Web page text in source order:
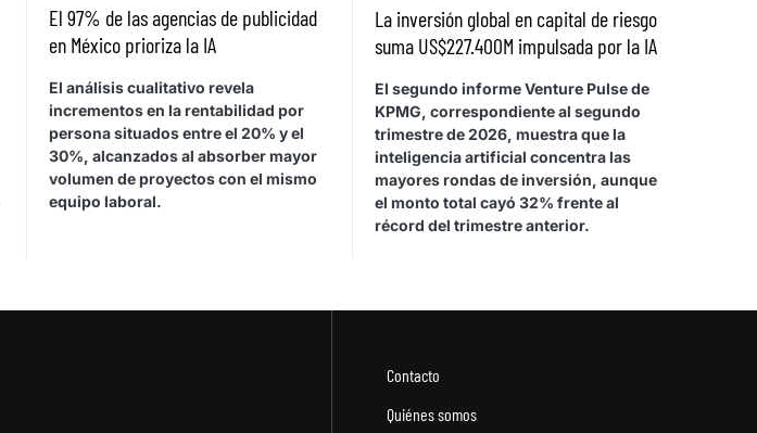
El 97% de las agencias de publicidad
en México prioriza la IA
El análisis cualitativo revela
incrementos en la rentabilidad por
persona situados entre el 20% y el
30%, alcanzados al absorber mayor
volumen de proyectos con el mismo
equipo laboral.
La inversión global en capital de riesgo
suma US$227.400M impulsada por la IA
El segundo informe Venture Pulse de
KPMG, correspondiente al segundo
trimestre de 2026, muestra que la
inteligencia artificial concentra las
mayores rondas de inversión, aunque
el monto total cayó 32% frente al
récord del trimestre anterior.
Contacto
Quiénes somos